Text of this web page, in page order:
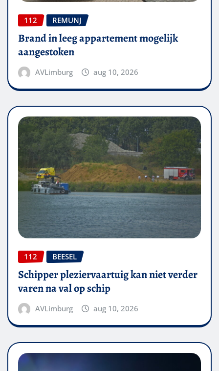
112 REMUNJ
Brand in leeg appartement mogelijk
aangestoken
AVLimburg aug 10, 2026
112 BEESEL
Schipper pleziervaartuig kan niet verder
varen na val op schip
AVLimburg aug 10, 2026